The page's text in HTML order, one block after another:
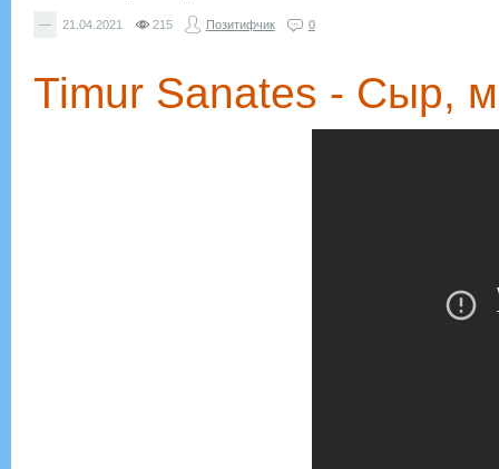
— 21.04.2021 215 Позитифчик 0
Timur Sanates - Сыр,